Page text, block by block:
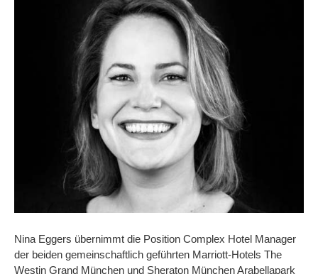
Nina Eggers übernimmt die Position Complex Hotel Manager
der beiden gemeinschaftlich geführten Marriott-Hotels The
Westin Grand München und Sheraton München Arabellapark